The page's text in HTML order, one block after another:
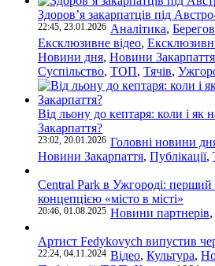
Здоров’я закарпатців під
22:45, 23.01.2026 Аналітика,
Ексклюзивне відео,
Новини дня, Новини Закарпаття
Суспільство, ТОП, Тячів,
Від льону до кептаря: коли і як
Закарпаття?
23:02, 20.01.2026 Головні новини
Новини Закарпаття, Публікації,
Central Park в Ужгороді: перший
концепцією «місто в місті»
20:46, 01.08.2025 Новини партнерів,
Артист Fedykovych випустив
22:24, 04.11.2024 Відео, Культура,